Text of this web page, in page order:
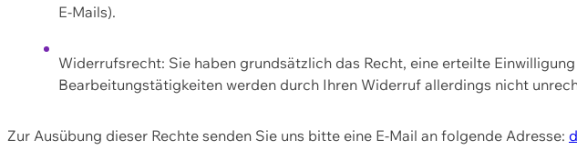
E-Mails).
Widerrufsrecht: Sie haben grundsätzlich das Recht, eine erteilte
Bearbeitungstätigkeiten werden durch Ihren Widerruf allerdings nicht
Zur Ausübung dieser Rechte senden Sie uns bitte eine E-Mail an folgende Adresse: